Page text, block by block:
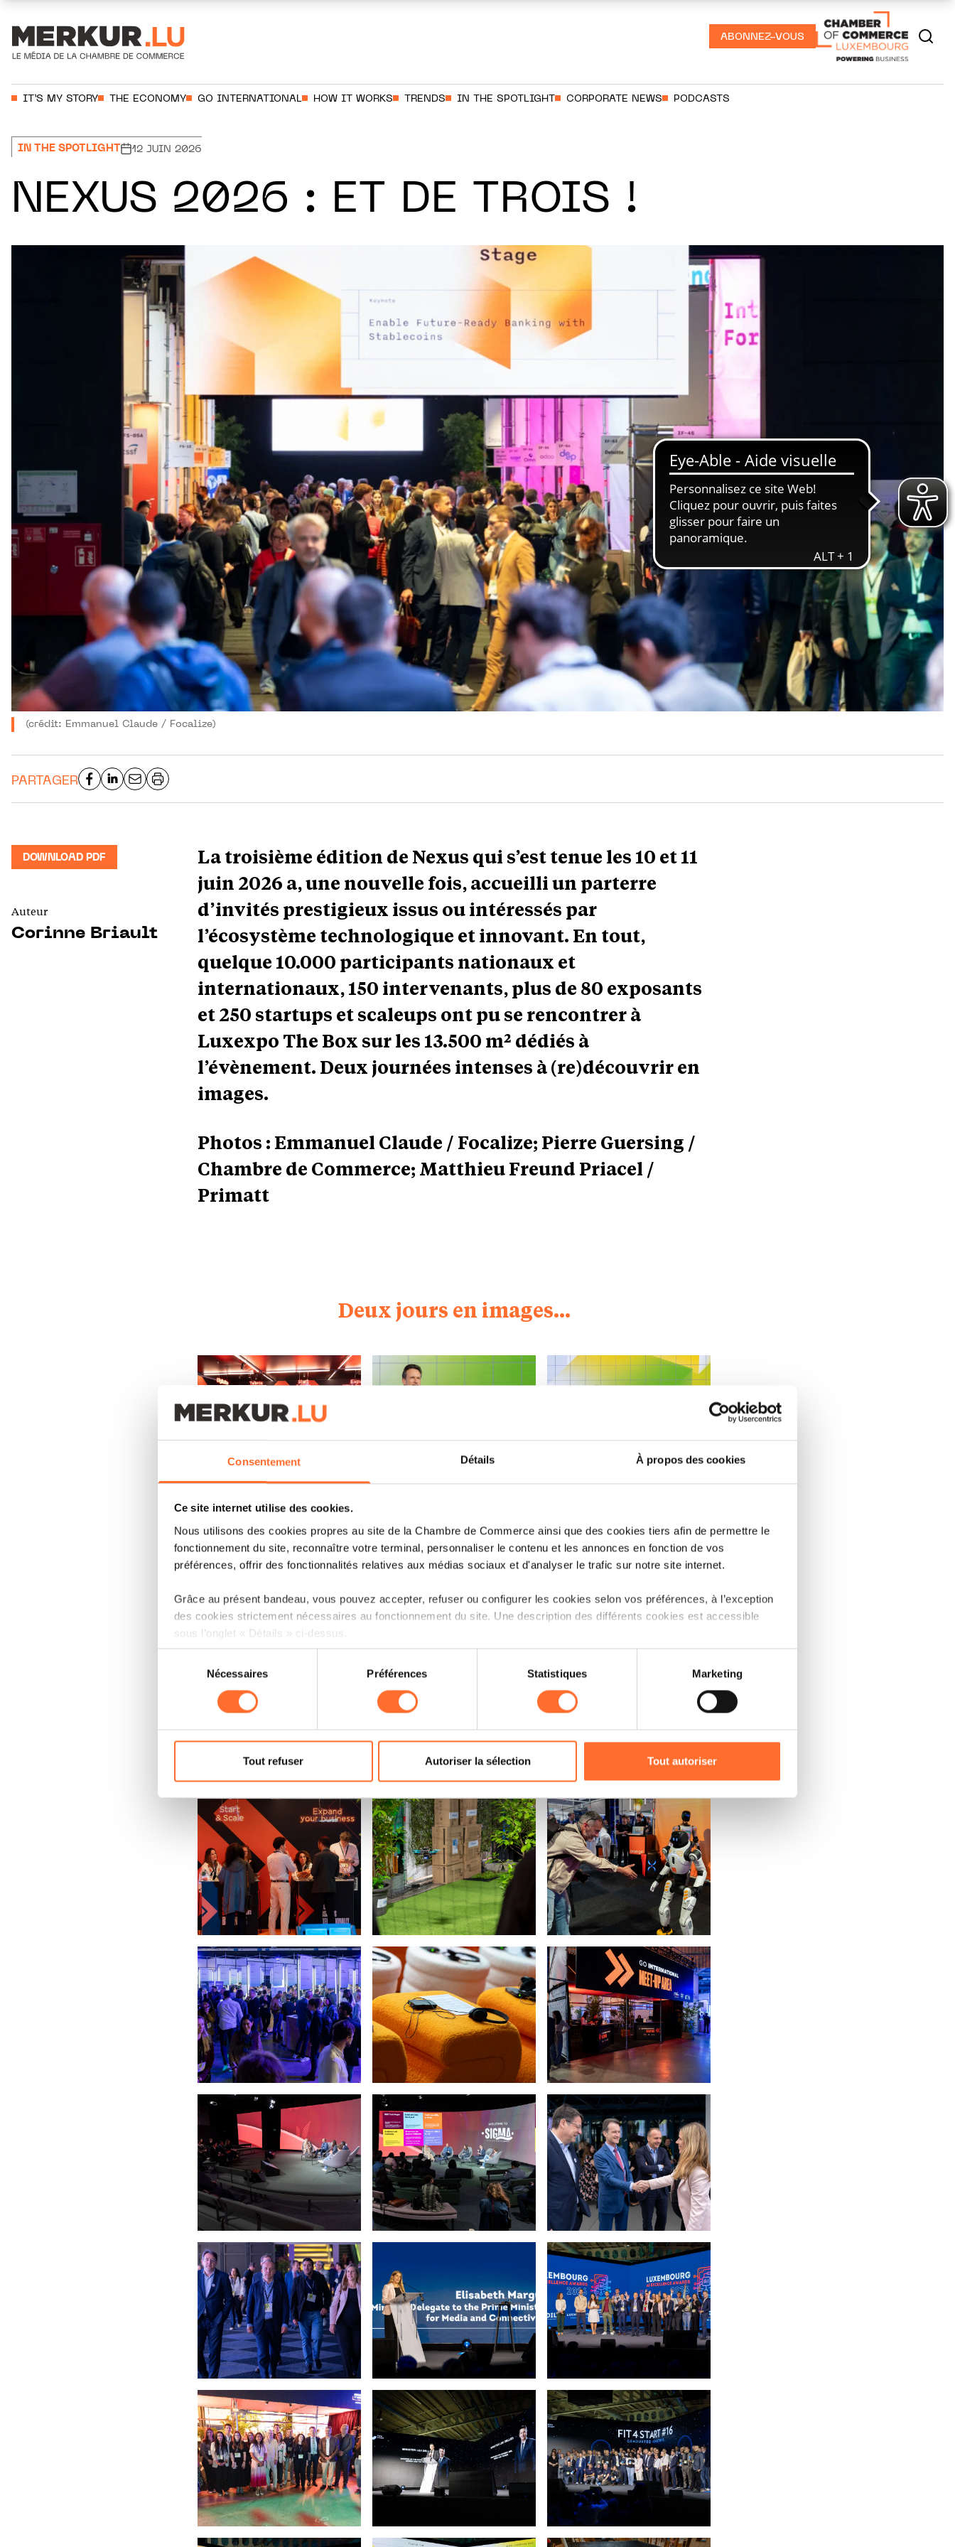
Consentement Détails À propos des cookies
Ce site internet utilise des cookies.
Nous utilisons des cookies propres au site de la Chambre de Commerce ainsi que des cookies tiers afin de permettre le
fonctionnement du site, reconnaître votre terminal, personnaliser le contenu et les annonces en fonction de vos
préférences, offrir des fonctionnalités relatives aux médias sociaux et d'analyser le trafic sur notre site internet.
Grâce au présent bandeau, vous pouvez accepter, refuser ou configurer les cookies selon vos préférences, à l’exception
des cookies strictement nécessaires au fonctionnement du site. Une description des différents cookies est accessible
sous l’onglet « Détails » ci-dessus.
Il est précisé que la navigation sur le site et certaines fonctionnalités (ex : lecture de vidéos, partage sur les réseaux
sociaux, sauvegarde des préférences de lecture vidéo, personnalisation de l’affichage du site) peuvent être affectées en
cas de refus de tous les cookies ou des cookies non nécessaires.
Pour de plus amples informations sur la manière dont nous utilisons lescookies et sommes amenés à traiter vos données
personnelles, vous pouvez consulter notreCharte d’usage des cookieset notrePolitique de protection des données
personnelles.
consentement
Nécessaires Préférences Statistiques Marketing
Tout refuser Autoriser la sélection Tout autoriser
ABONNEZ-VOUS
IT’S MY STORY THE ECONOMY GO INTERNATIONAL HOW IT WORKS TRENDS IN THE SPOTLIGHT CORPORATE NEWS PODCASTS
IN THE SPOTLIGHT 12 JUIN 2026
NEXUS 2026 : ET DE TROIS !
(crédit: Emmanuel Claude / Focalize)
PARTAGER
DOWNLOAD PDF
Auteur
Corinne Briault
La troisième édition de Nexus qui s’est tenue les 10 et 11
juin 2026 a, une nouvelle fois, accueilli un parterre
d’invités prestigieux issus ou intéressés par
l’écosystème technologique et innovant. En tout,
quelque 10.000 participants nationaux et
internationaux, 150 intervenants, plus de 80 exposants
et 250 startups et scaleups ont pu se rencontrer à
Luxexpo The Box sur les 13.500 m² dédiés à
l’évènement. Deux journées intenses à (re)découvrir en
images.
Photos : Emmanuel Claude / Focalize; Pierre Guersing /
Chambre de Commerce; Matthieu Freund Priacel /
Primatt
Deux jours en images...
Open image: (crédit: Emmanuel Claude / Focalize)Open image: (crédit: Emmanuel Claude / Focalize)Open image: (crédit: Emmanuel Claude / Focalize)
Open image: (crédit: Emmanuel Claude / Focalize)Open image: (crédit: Emmanuel Claude / Focalize)Open image: (crédit: Emmanuel Claude / Focalize)